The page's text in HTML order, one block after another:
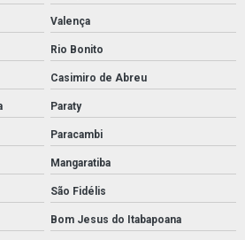
Valença
Rio Bonito
Casimiro de Abreu
Paraty
Paracambi
Mangaratiba
São Fidélis
Bom Jesus do Itabapoana